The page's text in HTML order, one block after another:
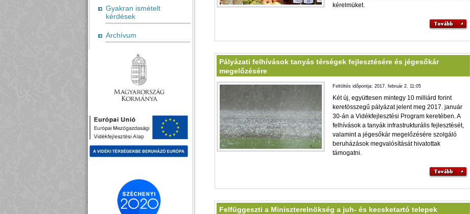
Gyakran ismételt
kérdések
Archívum
kérelmüket.
Pályázati felhívások tanyás térségek fejlesztésére és jégesőkár
megelőzésére
Feltöltés időpontja: 2017. február 2. 11:05
Két új, együttesen mintegy 10 milliárd forint
keretösszegű pályázat jelent meg 2017. január
30-án a Vidékfejlesztési Program keretében. A
felhívások a tanyák infrastrukturális fejlesztését,
valamint a jégesőkár megelőzésére szolgáló
beruházások megvalósítását hivatottak
támogatni.
Felfüggeszti a Miniszterelnökség a juh- és kecsketartó telepek